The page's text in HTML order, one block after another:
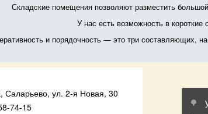
Складские помещения позволяют разместить
У нас есть возможность в
и порядочность — это три составляющих,
Саларьево, ул. 2-я Новая, 30
74-15